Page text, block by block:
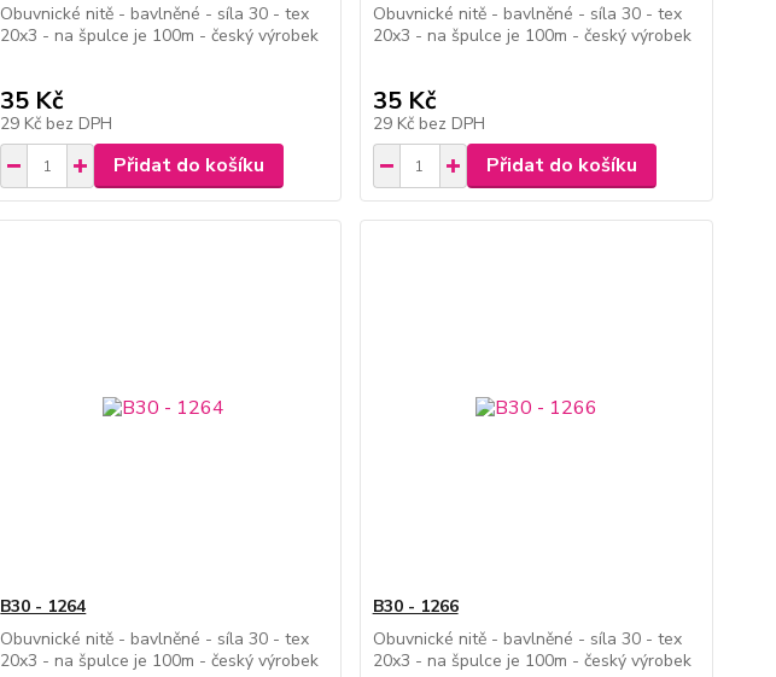
Obuvnické nitě - bavlněné - síla 30 - tex
20x3 - na špulce je 100m - český výrobek
35 Kč
29 Kč bez DPH
Přidat do košíku
Obuvnické nitě - bavlněné - síla 30 - tex
20x3 - na špulce je 100m - český výrobek
35 Kč
29 Kč bez DPH
Přidat do košíku
B30 - 1264
Obuvnické nitě - bavlněné - síla 30 - tex
20x3 - na špulce je 100m - český výrobek
B30 - 1266
Obuvnické nitě - bavlněné - síla 30 - tex
20x3 - na špulce je 100m - český výrobek